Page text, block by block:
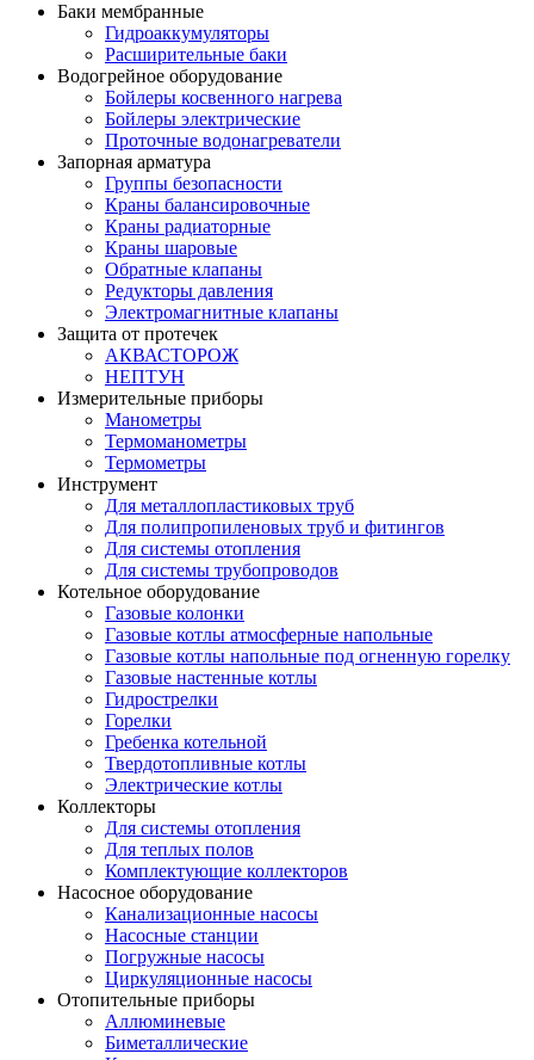
Баки мембранные
Гидроаккумуляторы
Расширительные баки
Водогрейное оборудование
Бойлеры косвенного нагрева
Бойлеры электрические
Проточные водонагреватели
Запорная арматура
Группы безопасности
Краны балансировочные
Краны радиаторные
Краны шаровые
Обратные клапаны
Редукторы давления
Электромагнитные клапаны
Защита от протечек
АКВАСТОРОЖ
НЕПТУН
Измерительные приборы
Манометры
Термоманометры
Термометры
Инструмент
Для металлопластиковых труб
Для полипропиленовых труб и фитингов
Для системы отопления
Для системы трубопроводов
Котельное оборудование
Газовые колонки
Газовые котлы атмосферные напольные
Газовые котлы напольные под огненную горелку
Газовые настенные котлы
Гидрострелки
Горелки
Гребенка котельной
Твердотопливные котлы
Электрические котлы
Коллекторы
Для системы отопления
Для теплых полов
Комплектующие коллекторов
Насосное оборудование
Канализационные насосы
Насосные станции
Погружные насосы
Циркуляционные насосы
Отопительные приборы
Аллюминевые
Биметаллические